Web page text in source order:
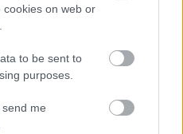
cookies on web or
to be sent to
purposes.
me